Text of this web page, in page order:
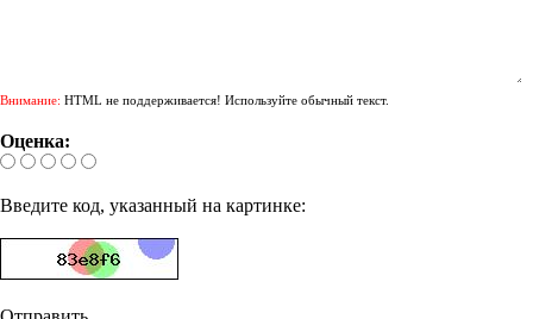
Внимание: HTML не поддерживается! Используйте обычный текст.
Оценка:
Введите код, указанный на картинке: